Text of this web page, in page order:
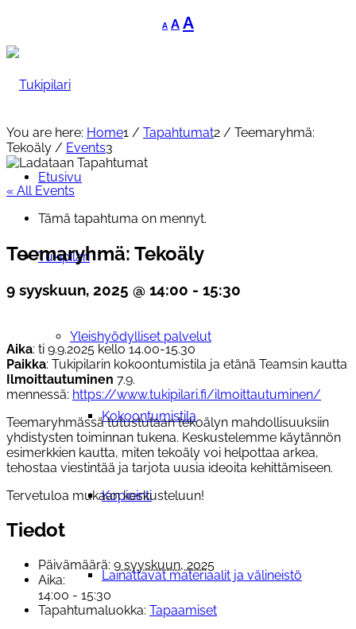
A
Decrease
font
A Reset
font
AIncrease
Etusivu
Tukipilari
Yleishyödylliset palvelut
Kokoontumistila
Kopiointi
Lainattavat materiaalit ja välineistö
You are here: Home1 / Tapahtumat2 / Teemaryhmä:
Tekoäly / Events3
« All Events
Tämä tapahtuma on mennyt.
Teemaryhmä: Tekoäly
9 syyskuun, 2025 @ 14:00 - 15:30
Aika: ti 9.9.2025 kello 14.00-15.30
Paikka: Tukipilarin kokoontumistila ja etänä Teamsin kautta
Ilmoittautuminen 7.9.
mennessä: https://www.tukipilari.fi/ilmoittautuminen/
Teemaryhmässä tutustutaan tekoälyn mahdollisuuksiin
yhdistysten toiminnan tukena. Keskustelemme käytännön
esimerkkien kautta, miten tekoäly voi helpottaa arkea,
tehostaa viestintää ja tarjota uusia ideoita kehittämiseen.
Tervetuloa mukaan keskusteluun!
Tiedot
Päivämäärä: 9 syyskuun, 2025
Aika:
14:00 - 15:30
Tapahtumaluokka: Tapaamiset